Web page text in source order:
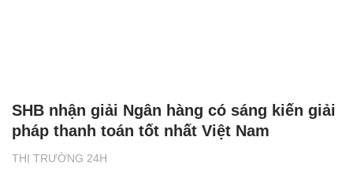
THỊ TRƯỜNG 24H
SHB nhận giải Ngân hàng có sáng kiến giải
pháp thanh toán tốt nhất Việt Nam